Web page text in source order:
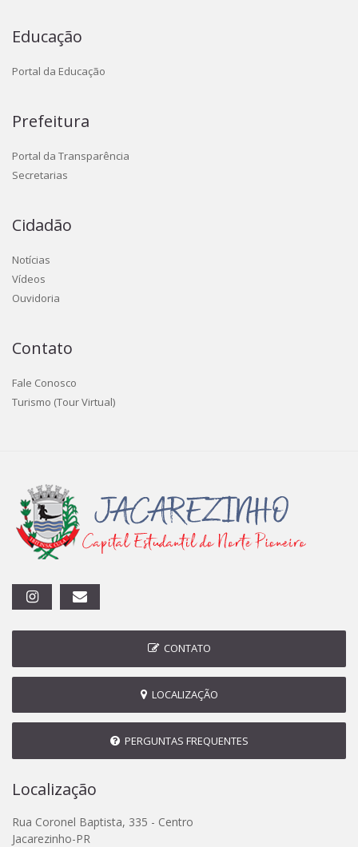
Educação
Portal da Educação
Prefeitura
Portal da Transparência
Secretarias
Cidadão
Notícias
Vídeos
Ouvidoria
Contato
Fale Conosco
Turismo (Tour Virtual)
CONTATO
LOCALIZAÇÃO
PERGUNTAS FREQUENTES
Localização
Rua Coronel Baptista, 335 - Centro
Jacarezinho-PR